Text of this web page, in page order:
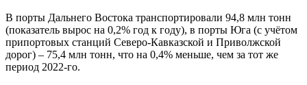
В порты Дальнего Востока транспортировали 94,8 млн тонн
(показатель вырос на 0,2% год к году), в порты Юга (с учётом
припортовых станций Северо-Кавказской и Приволжской
дорог) – 75,4 млн тонн, что на 0,4% меньше, чем за тот же
период 2022-го.